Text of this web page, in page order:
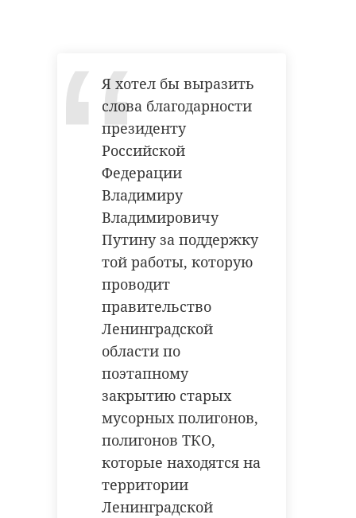
Я хотел бы выразить
слова благодарности
президенту
Российской
Федерации
Владимиру
Владимировичу
Путину за поддержку
той работы, которую
проводит
правительство
Ленинградской
области по
поэтапному
закрытию старых
мусорных полигонов,
полигонов ТКО,
которые находятся на
территории
Ленинградской